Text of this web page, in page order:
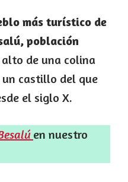
más turístico de
población
de una colina
un castillo del que
el siglo X.
en nuestro